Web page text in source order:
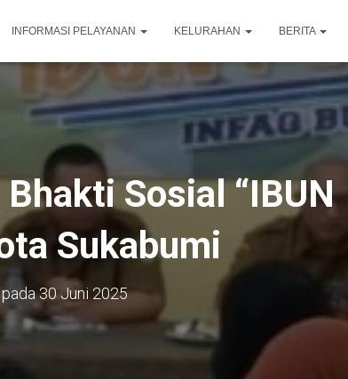
INFORMASI PELAYANAN KELURAHAN BERITA
Sosial “IBUN
Sukabumi
30 Juni 2025